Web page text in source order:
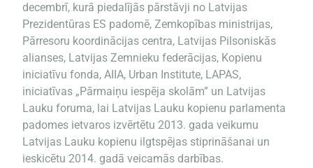
decembrī, kurā piedalījās pārstāvji no Latvijas
Prezidentūras ES padomē, Zemkopības ministrijas,
Pārresoru koordinācijas centra, Latvijas Pilsoniskās
alianses, Latvijas Zemnieku federācijas, Kopienu
iniciatīvu fonda, AIIA, Urban Institute, LAPAS,
iniciatīvas „Pārmaiņu iespēja skolām” un Latvijas
Lauku foruma, lai Latvijas Lauku kopienu parlamenta
padomes ietvaros izvērtētu 2013. gada veikumu
Latvijas Lauku kopienu ilgtspējas stiprināšanai un
ieskicētu 2014. gadā veicamās darbības.